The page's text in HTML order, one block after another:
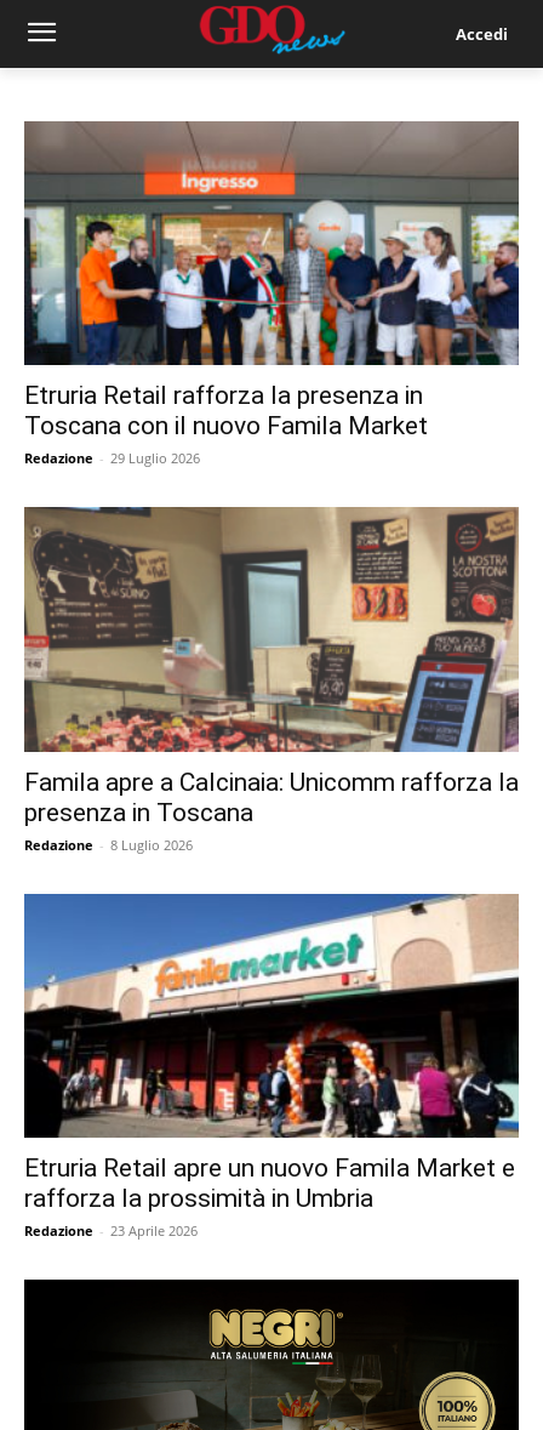
Accedi
Etruria Retail rafforza la presenza in
Toscana con il nuovo Famila Market
Redazione - 29 Luglio 2026
Famila apre a Calcinaia: Unicomm rafforza la
presenza in Toscana
Redazione - 8 Luglio 2026
Etruria Retail apre un nuovo Famila Market e
rafforza la prossimità in Umbria
Redazione - 23 Aprile 2026